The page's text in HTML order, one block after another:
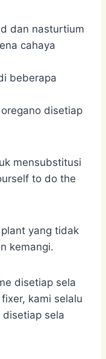
dan nasturtium
cahaya
beberapa
disetiap
mensubstitusi
to do the
yang tidak
kemangi.
disetiap sela
kami selalu
disetiap sela